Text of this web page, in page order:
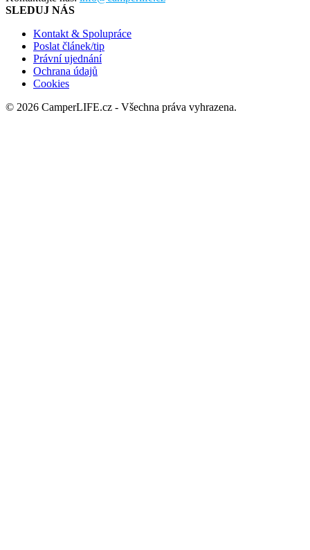
SLEDUJ NÁS
Kontakt & Spolupráce
Poslat článek/tip
Právní ujednání
Ochrana údajů
Cookies
© 2026 CamperLIFE.cz - Všechna práva vyhrazena.